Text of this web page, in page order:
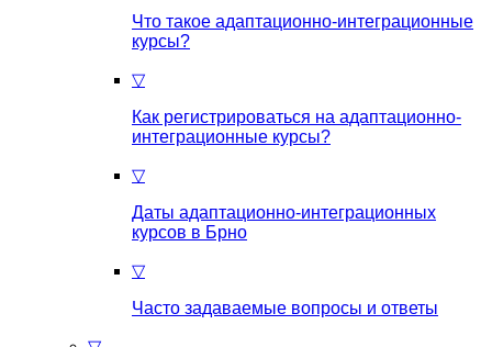
Что такое aдаптационно-интеграционные
курсы?
▽
Как регистрироваться на aдаптационно-
интеграционные курсы?
▽
Даты адаптационно-интеграционных
курсов в Брно
▽
Часто задаваемые вопросы и ответы